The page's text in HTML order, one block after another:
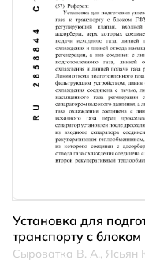
Установка для
транспорту с
Сыроватка В. А., Ясьян